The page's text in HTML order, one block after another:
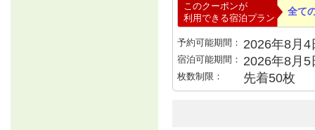
このクーポンが
利用できる宿泊プラン
全て
予約可能期間： 2026年8月
宿泊可能期間： 2026年8月
枚数制限： 先着50枚